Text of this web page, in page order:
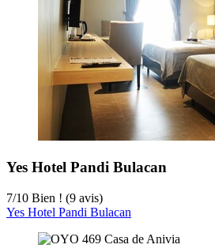
Yes Hotel Pandi Bulacan
7/10 Bien ! (9 avis)
Yes Hotel Pandi Bulacan